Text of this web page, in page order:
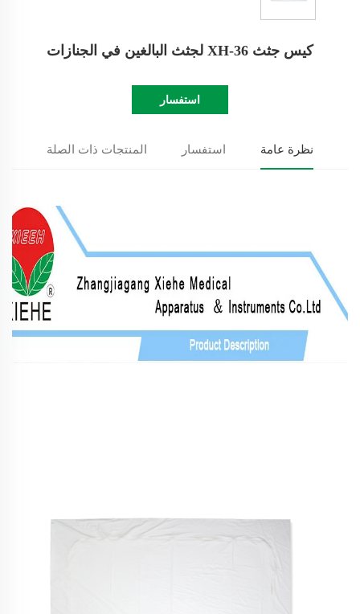
كيس جثث XH-36 لجثث البالغين في الجنازات
استفسار
نظرة عامة استفسار المنتجات ذات الصلة